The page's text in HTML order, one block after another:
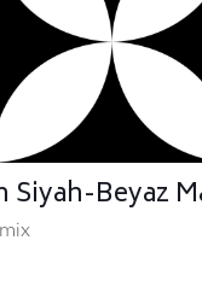
Siyah-Beyaz